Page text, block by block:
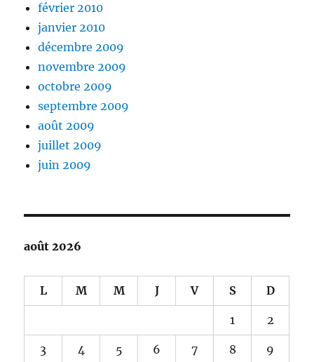
février 2010
janvier 2010
décembre 2009
novembre 2009
octobre 2009
septembre 2009
août 2009
juillet 2009
juin 2009
août 2026
L M M J V S D
1 2
3 4 5 6 7 8 9